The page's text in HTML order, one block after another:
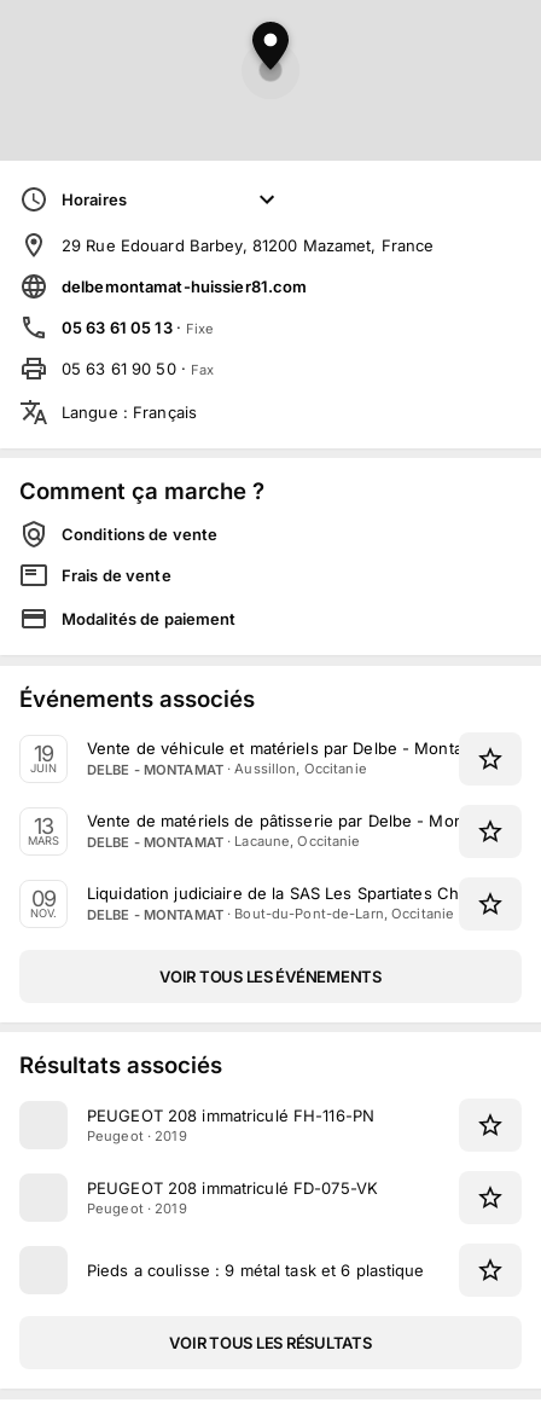
Horaires
29 Rue Edouard Barbey, 81200 Mazamet, France
delbemontamat-huissier81.com
05 63 61 05 13 · Fixe
05 63 61 90 50 · Fax
Langue : Français
Comment ça marche ?
Conditions de vente
Frais de vente
Modalités de paiement
Événements associés
19
JUIN
Vente de véhicule et matériels par Delbe - Montamat le 19
DELBE - MONTAMAT·Aussillon, Occitanie
13
MARS
Vente de matériels de pâtisserie par Delbe - Montamat le
DELBE - MONTAMAT· Lacaune, Occitanie
09
NOV.
Liquidation judiciaire de la SAS Les Spartiates Chauffage
DELBE - MONTAMAT· Bout-du-Pont-de-Larn, Occitanie
VOIR TOUS LES ÉVÉNEMENTS
Résultats associés
PEUGEOT 208 immatriculé FH-116-PN
Peugeot · 2019
PEUGEOT 208 immatriculé FD-075-VK
Peugeot · 2019
Pieds a coulisse : 9 métal task et 6 plastique
VOIR TOUS LES RÉSULTATS